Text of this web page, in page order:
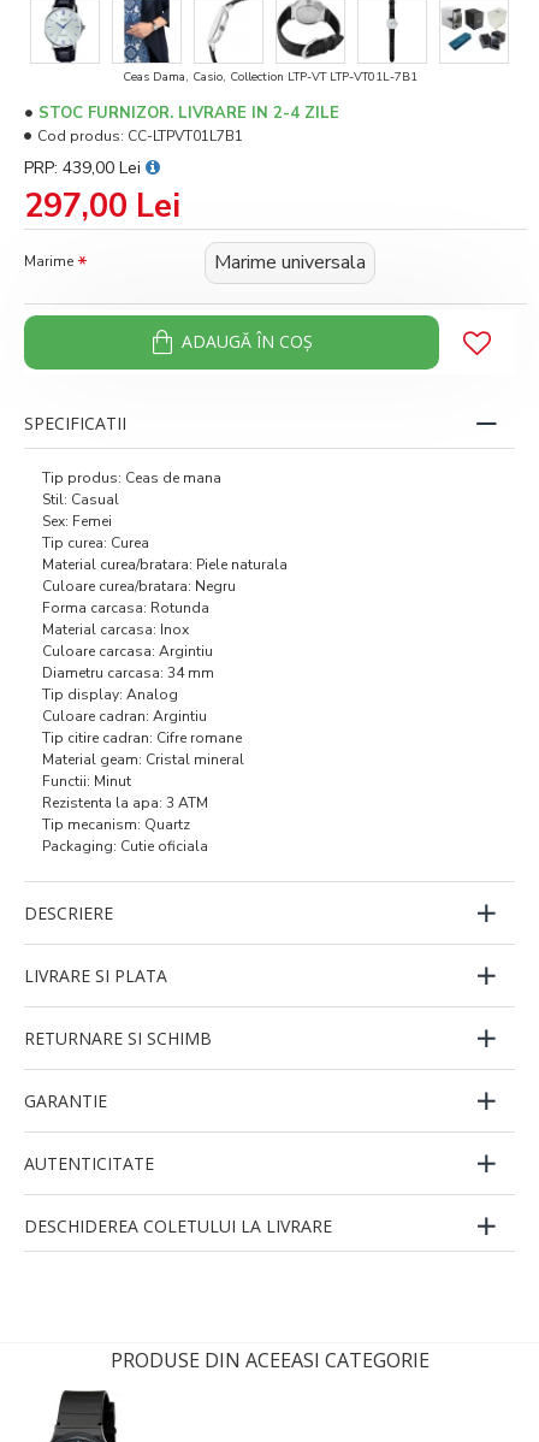
Ceas Dama, Casio, Collection LTP-VT LTP-VT01L-7B1
297,00 Lei
PRP: 439,00 Lei
STOC FURNIZOR. LIVRARE IN 2-4 ZILE
Cod produs: CC-LTPVT01L7B1
Marime Marime universala
ADAUGĂ ÎN COŞ
SPECIFICATII
Tip produs: Ceas de mana
Stil: Casual
Sex: Femei
Tip curea: Curea
Material curea/bratara: Piele naturala
Culoare curea/bratara: Negru
Forma carcasa: Rotunda
Material carcasa: Inox
Culoare carcasa: Argintiu
Diametru carcasa: 34 mm
Tip display: Analog
Culoare cadran: Argintiu
Tip citire cadran: Cifre romane
Material geam: Cristal mineral
Functii: Minut
Rezistenta la apa: 3 ATM
Tip mecanism: Quartz
Packaging: Cutie oficiala
DESCRIERE
LIVRARE SI PLATA
RETURNARE SI SCHIMB
GARANTIE
AUTENTICITATE
DESCHIDEREA COLETULUI LA LIVRARE
PRODUSE DIN ACEEASI CATEGORIE